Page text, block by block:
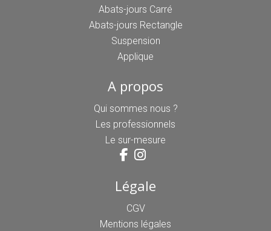
Abats-jours Carré
Abats-jours Rectangle
Suspension
Applique
A propos
Qui sommes nous ?
Les professionnels
Le sur-mesure
Légale
CGV
Mentions légales